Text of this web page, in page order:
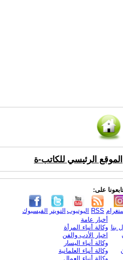
الموقع الرئيسي للكاتب-ة
على:
الفيسبوك التويتر اليوتيوب RSS
بنا
أخبار عامة
وكالة أنباء المرأة
اخبار الأدب والفن
وكالة أنباء اليسار
وكالة أنباء العلمانية
وكالة أنباء العمال